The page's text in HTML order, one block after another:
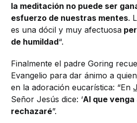
la meditación no puede ser
esfuerzo de nuestras mentes.
es una dócil y muy afectuosa
de humildad“.
Finalmente el padre Goring
Evangelio para dar ánimo a
en la adoración eucarística: “En
Señor Jesús dice: ‘Al que venga
rechazaré”.